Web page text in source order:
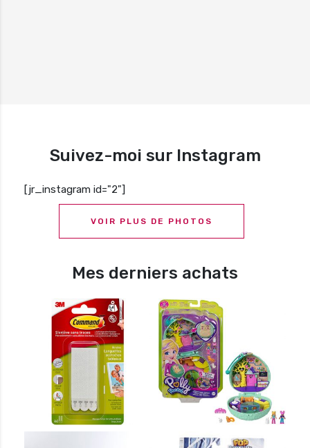
Suivez-moi sur Instagram
[jr_instagram id="2"]
VOIR PLUS DE PHOTOS
Mes derniers achats